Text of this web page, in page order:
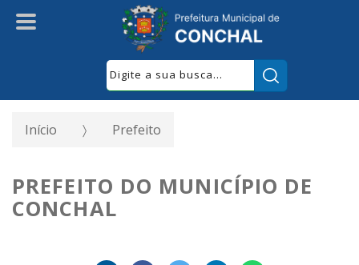
Início Prefeito
PREFEITO DO MUNICÍPIO DE
CONCHAL